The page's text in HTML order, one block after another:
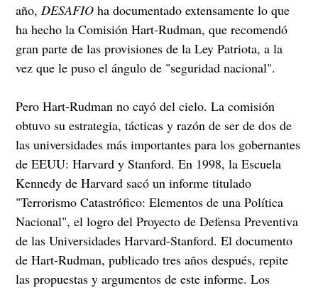
año, DESAFIOha documentado extensamente lo que
ha hecho la Comisión Hart-Rudman, que recomendó
gran parte de las provisiones de la Ley Patriota, a la
vez que le puso el ángulo de "seguridad nacional".
Pero Hart-Rudman no cayó del cielo. La comisión
obtuvo su estrategia, tácticas y razón de ser de dos de
las universidades más importantes para los gobernantes
de EEUU: Harvard y Stanford. En 1998, la Escuela
Kennedy de Harvard sacó un informe titulado
"Terrorismo Catastrófico: Elementos de una Política
Nacional", el logro del Proyecto de Defensa Preventiva
de las Universidades Harvard-Stanford. El documento
de Hart-Rudman, publicado tres años después, repite
las propuestas y argumentos de este informe. Los